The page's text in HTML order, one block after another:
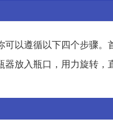
以遵循以下四个步骤
放入瓶口，用力旋转